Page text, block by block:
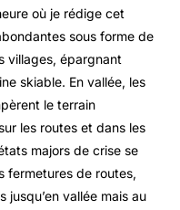
où je rédige cet
sous forme de
villages, épargnant
skiable. En vallée, les
le terrain
les routes et dans les
majors de crise se
fermetures de routes,
jusqu’en vallée mais au